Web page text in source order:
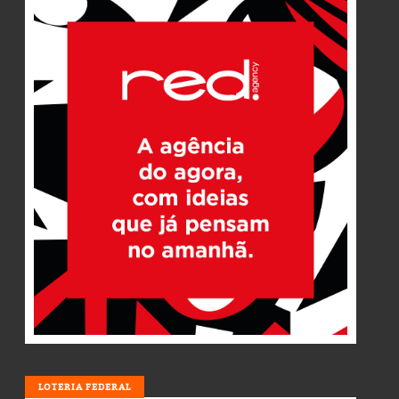
LOTERIA
LOTERIA FEDERAL